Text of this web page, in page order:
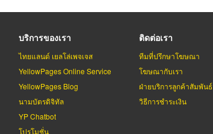
บริการของเรา
ไทยแลนด์ เยลโล่เพจเจส
YellowPages Online Service
YellowPages Blog
นามบัตรดิจิทัล
YP Chatbot
โปรโมชั่น
ติดต่อเรา
ทีมที่ปรึกษาโฆษณา
โฆษณากับเรา
ฝ่ายบริการลูกค้าสัมพันธ์
วิธีการชำระเงิน